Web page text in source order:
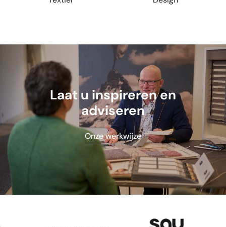
Laat u inspireren en
adviseren
Onze werkwijze